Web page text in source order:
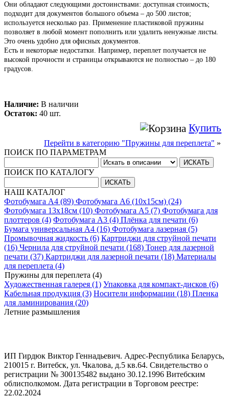
Они обладают следующими достоинствами: доступная стоимость;
подходит для документов большого объема – до 500 листов;
используется несколько раз. Применение пластиковой пружины
позволяет в любой момент пополнить или удалить ненужные листы.
Это очень удобно для офисных документов.
Есть и некоторые недостатки. Например, переплет получается не
высокой прочности и страницы открываются не полностью – до 180
градусов.
Наличие: В наличии
Остаток: 40 шт.
Купить
Перейти в категорию "Пружины для переплета" »
ПОИСК ПО ПАРАМЕТРАМ
ПОИСК ПО КАТАЛОГУ
НАШ КАТАЛОГ
Фотобумага A4 (89) Фотобумага A6 (10х15см) (24)
Фотобумага 13х18см (10) Фотобумага A5 (7) Фотобумага для
плоттеров (4) Фотобумага A3 (4) Плёнка для печати (6)
Бумага универсальная A4 (16) Фотобумага лазерная (5)
Промывочная жидкость (6) Картриджи для струйной печати
(16) Чернила для струйной печати (168) Тонер для лазерной
печати (37) Картриджи для лазерной печати (18) Материалы
для переплета (4)
Пружины для переплета (4)
Художественная галерея (1) Упаковка для компакт-дисков (6)
Кабельная продукция (3) Носители информации (18) Пленка
для ламинирования (20)
Летние размышления
ИП Гирдюк Виктор Геннадьевич. Адрес-Республика Беларусь,
210015 г. Витебск, ул. Чкалова, д.5 кв.64. Свидетельство о
регистрации № 300135482 выдано 30.12.1996 Витебским
облисполкомом. Дата регистрации в Торговом реестре:
22.02.2024